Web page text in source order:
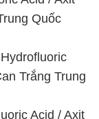
Acid / Axit
Quốc
/ Axit
Quốc